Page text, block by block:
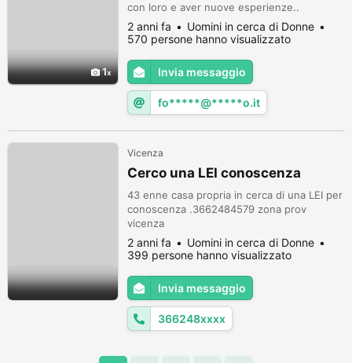
1
con loro e aver nuove esperienze..
2 anni fa
Uomini in cerca di Donne
570 persone hanno visualizzato
Invia messaggio
fo*****@*****o.it
Vicenza
Cerco una LEI conoscenza
43 enne casa propria in cerca di una LEI per
conoscenza .3662484579 zona prov
vicenza
2 anni fa
Uomini in cerca di Donne
399 persone hanno visualizzato
Invia messaggio
366248xxxx